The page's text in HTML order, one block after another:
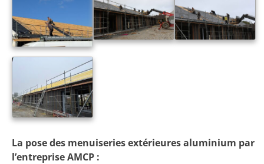
La pose des menuiseries extérieures aluminium par
l’entreprise AMCP :